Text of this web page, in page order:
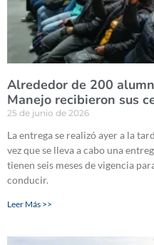
Alrededor de 200
Manejo recibieron sus
25 de junio de 2026
La entrega se realizó ayer a la
vez que se lleva a cabo una
tienen seis meses de vigencia
conducir.
Leer Más >>